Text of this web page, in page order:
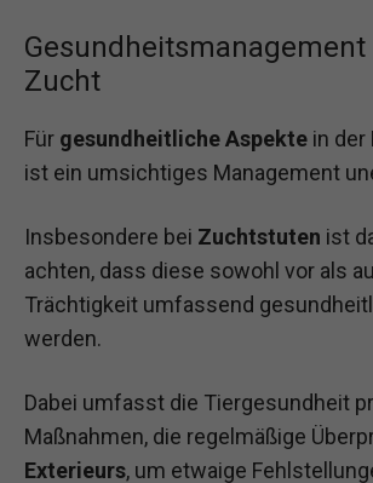
Gesundheitsmanagement
Zucht
Für gesundheitliche Aspekte in
ist ein umsichtiges Management
Insbesondere bei Zuchtstuten ist
achten, dass diese sowohl vor als
Trächtigkeit umfassend
werden.
Dabei umfasst die Tiergesundheit
Maßnahmen, die regelmäßige
Exterieurs, um etwaige